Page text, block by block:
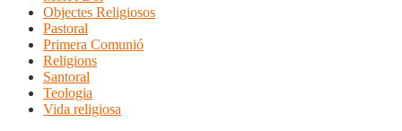
Objectes Religiosos
Pastoral
Primera Comunió
Religions
Santoral
Teologia
Vida religiosa